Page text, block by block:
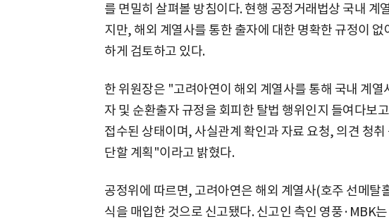
를 면밀히 살펴볼 방침이다. 현행 공정거래법상 국내 계
지만, 해외 계열사를 통한 출자에 대한 명확한 규정이
하게 검토하고 있다.
한 위원장은 "고려아연이 해외 계열사를 통해 국내 계
자 및 순환출자 규정을 회피한 탈법 행위인지 들여다보
접수된 상태이며, 사실관계 확인과 자료 요청, 의견 청
단할 계획"이라고 밝혔다.
공정위에 따르면, 고려아연은 해외 계열사(호주 선메탈
식을 매입한 것으로 신고됐다. 신고인 측인 영풍·MBK